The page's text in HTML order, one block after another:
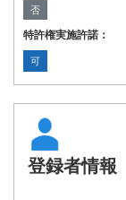
否
特許権実施許諾：
可
登録者情報